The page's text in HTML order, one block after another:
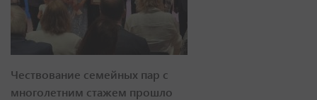
Чествование семейных пар с
многолетним стажем прошло